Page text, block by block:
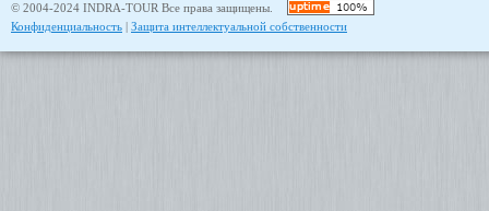
© 2004-2024 INDRA-TOUR Все права защищены.
Конфиденциальность | Защита интеллектуальной собственности